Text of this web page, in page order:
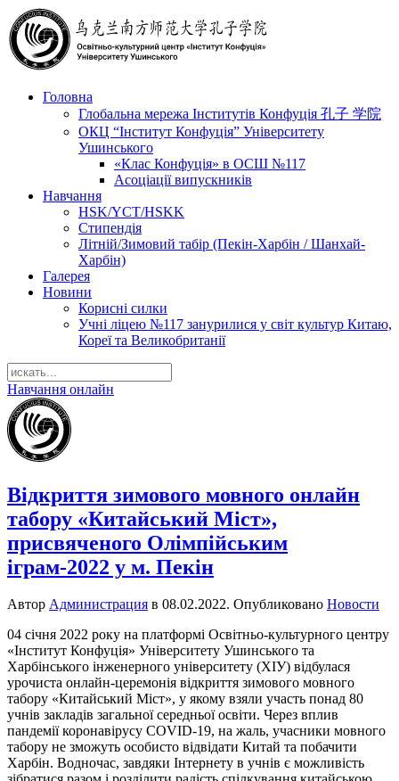
Головна
Глобальна мережа Інститутів Конфуція 孔子 学院
ОКЦ “Інститут Конфуція” Університету
Ушинського
«Клас Конфуція» в ОСШ №117
Асоціації випускників
Навчання
HSK/YCT/HSKK
Стипендія
Літній/Зимовий табір (Пекін-Харбін / Шанхай-
Харбін)
Галерея
Новини
Корисні силки
Учні ліцею №117 занурилися у світ культур Китаю,
Кореї та Великобританії
Навчання онлайн
Відкриття зимового мовного онлайн
табору «Китайський Міст»,
присвяченого Олімпійським
іграм-2022 у м. Пекін
Автор Администрация в 08.02.2022. Опубликовано Новости
04 січня 2022 року на платформі Освітньо-культурного центру
«Інститут Конфуція» Університету Ушинського та
Харбінського інженерного університету (ХІУ) відбулася
урочиста онлайн-церемонія відкриття зимового мовного
табору «Китайський Міст», у якому взяли участь понад 80
учнів закладів загальної середньої освіти. Через вплив
пандемії коронавірусу COVID-19, на жаль, учасники мовного
табору не зможуть особисто відвідати Китай та побачити
Харбін. Водночас, завдяки Інтернету в учнів є можливість